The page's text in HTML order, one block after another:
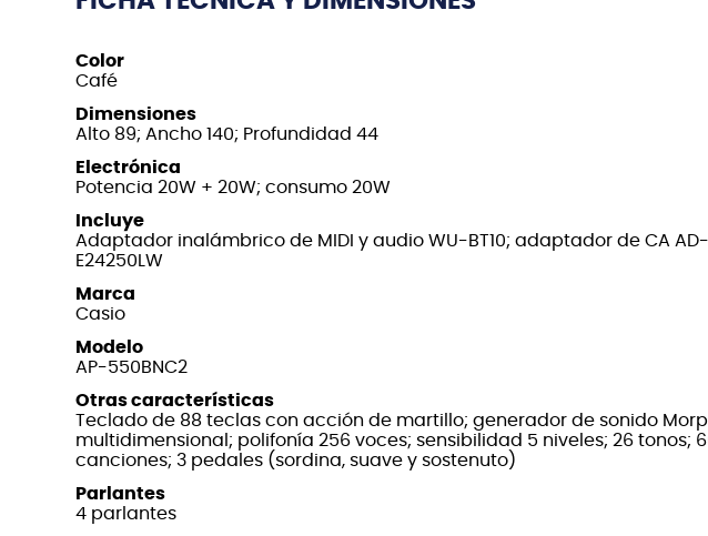
Color
Café
Dimensiones
Alto 89; Ancho 140; Profundidad 44
Electrónica
Potencia 20W + 20W; consumo 20W
Incluye
Adaptador inalámbrico de MIDI y audio WU-BT10; adaptador de CA AD-
E24250LW
Marca
Casio
Modelo
AP-550BNC2
Otras características
Teclado de 88 teclas con acción de martillo; generador de sonido
multidimensional; polifonía 256 voces; sensibilidad 5 niveles; 26 tonos;
canciones; 3 pedales (sordina, suave y sostenuto)
Parlantes
4 parlantes